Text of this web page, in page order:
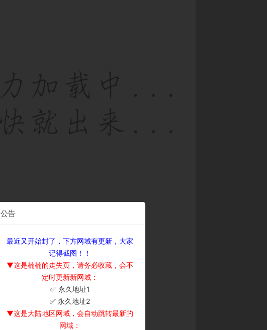
公告
最近又开始封了，下方网域有更新，大家
记得截图！！
▼这是楠楠的走失页，请务必收藏，会不
定时更新新网域：
✅ 永久地址1
✅ 永久地址2
▼这是大陆地区网域，会自动跳转最新的
网域：